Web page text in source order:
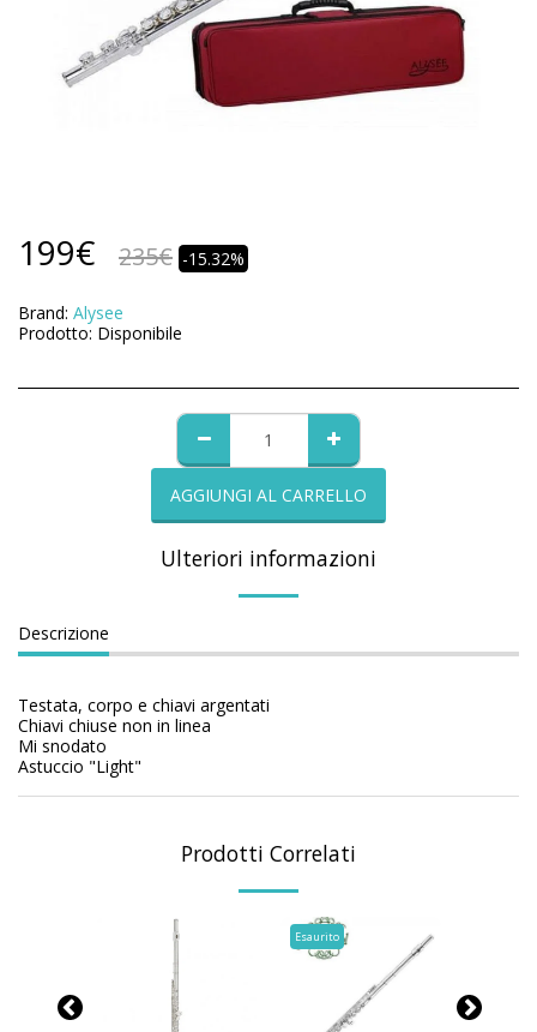
199€ 235€ -15.32%
Brand: Alysee
Prodotto: Disponibile
AGGIUNGI AL CARRELLO
Ulteriori informazioni
Descrizione
Testata, corpo e chiavi argentati
Chiavi chiuse non in linea
Mi snodato
Astuccio "Light"
Prodotti Correlati
Esaurito